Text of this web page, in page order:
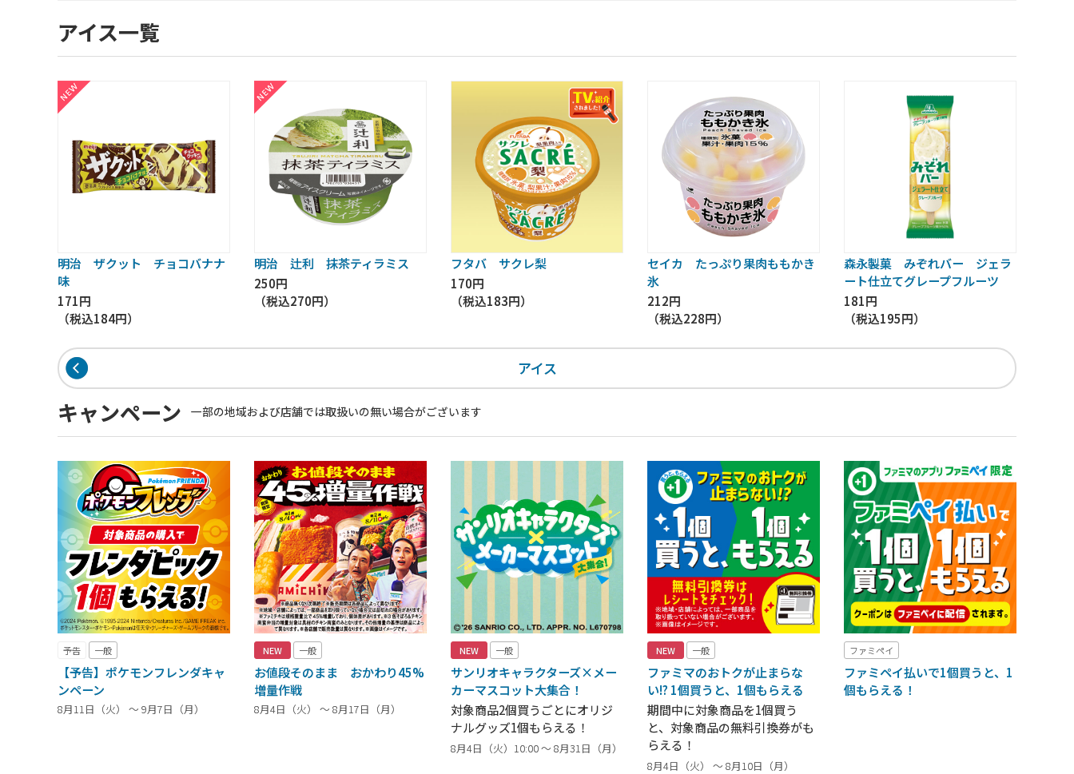
アイス一覧
明治 ザクット チョコバナナ
味
171円
（税込184円）
明治 辻利 抹茶ティラミス
250円
（税込270円）
フタバ サクレ梨
170円
（税込183円）
セイカ たっぷり果肉ももかき
氷
212円
（税込228円）
森永製菓 みぞれバー ジェラ
ート仕立てグレープフルーツ
181円
（税込195円）
アイス
キャンペーン 一部の地域および店舗では取扱いの無い場合がございます
予告 一般
【予告】ポケモンフレンダキャ
ンペーン
8月11日（火） ～ 9月7日（月）
NEW 一般
お値段そのまま おかわり45%
増量作戦
8月4日（火） ～ 8月17日（月）
NEW 一般
サンリオキャラクターズ×メー
カーマスコット大集合！
対象商品2個買うごとにオリジ
ナルグッズ1個もらえる！
8月4日（火）10:00 ～ 8月31日（月）
NEW 一般
ファミマのおトクが止まらな
い!? 1個買うと、1個もらえる
期間中に対象商品を1個買う
と、対象商品の無料引換券がも
らえる！
8月4日（火） ～ 8月10日（月）
ファミペイ
ファミペイ払いで1個買うと、1
個もらえる！